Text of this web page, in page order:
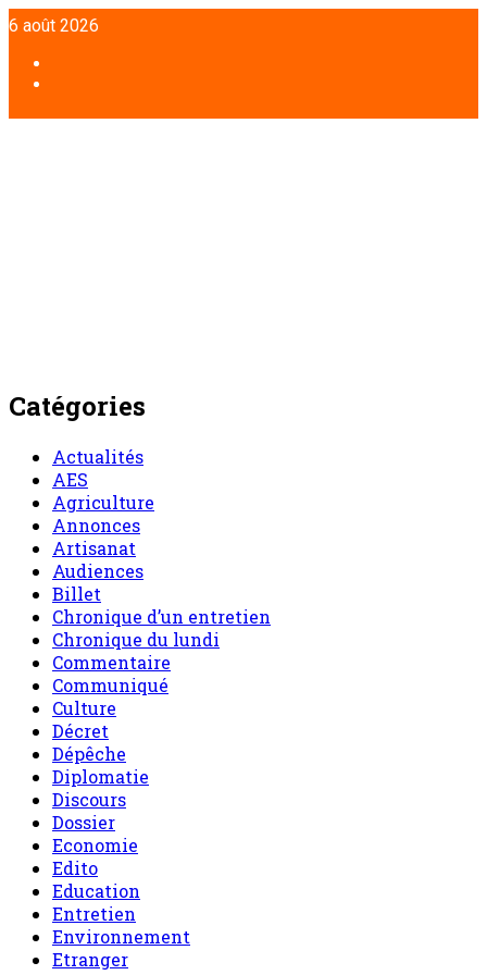
Aller
au
contenu
6 août 2026
Catégories
Actualités
AES
Agriculture
Annonces
Artisanat
Audiences
Billet
Chronique d’un entretien
Chronique du lundi
Commentaire
Communiqué
Culture
Décret
Dépêche
Diplomatie
Discours
Dossier
Economie
Edito
Education
Entretien
Environnement
Etranger